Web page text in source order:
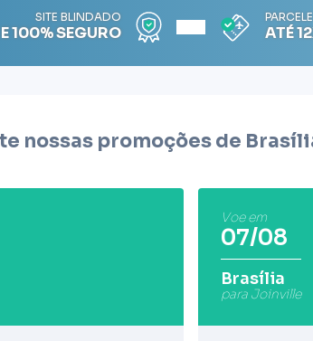
SITE BLINDADO
E 100% SEGURO ATÉ
nossas promoções de
Voe em
07/08
Brasília
para Joinville